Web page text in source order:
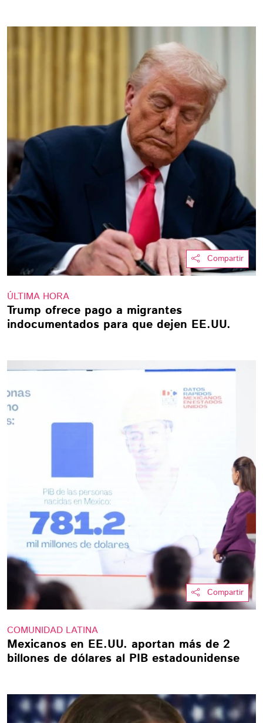
Compartir
ÚLTIMA HORA
Trump ofrece pago a migrantes
indocumentados para que dejen EE.UU.
Compartir
COMUNIDAD LATINA
Mexicanos en EE.UU. aportan más de 2
billones de dólares al PIB estadounidense